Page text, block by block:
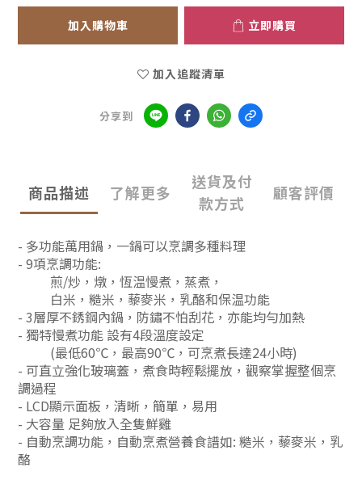
加入購物車 立即購買
加入追蹤清單
分享到
商品描述 了解更多
送貨及付
款方式
顧客評價
- 多功能萬用鍋，一鍋可以烹調多種料理
- 9項烹調功能:
煎/炒，燉，恆温慢煮，蒸煮，
白米，糙米，藜麥米，乳酪和保温功能
- 3層厚不銹鋼內鍋，防鏽不怕刮花，亦能均勻加熱
- 獨特慢煮功能 設有4段溫度設定
(最低60℃，最高90℃，可烹煮長達24小時)
- 可直立強化玻璃蓋，煮食時輕鬆擺放，觀察掌握整個烹
調過程
- LCD顯示面板，清晰，簡單，易用
- 大容量 足夠放入全隻鮮雞
- 自動烹調功能，自動烹煮營養食譜如: 糙米，藜麥米，乳
酪